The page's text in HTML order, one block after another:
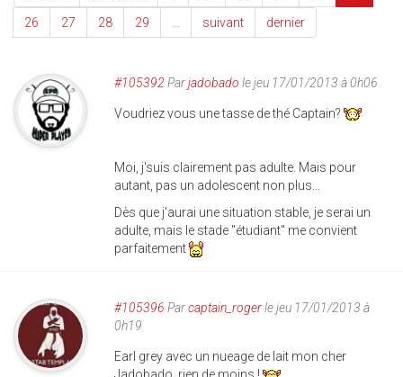
26 27 28 29 suivant dernier
#105392 Parjadobado le jeu 17/01/2013 à 0h06
Voudriez vous une tasse de thé Captain?
Moi, j'suis clairement pas adulte. Mais pour
autant, pas un adolescent non plus...
Dès que j'aurai une situation stable, je serai un
adulte, mais le stade "étudiant" me convient
parfaitement
#105396 Parcaptain_rogerle jeu 17/01/2013 à
0h19
Earl grey avec un nueage de lait mon cher